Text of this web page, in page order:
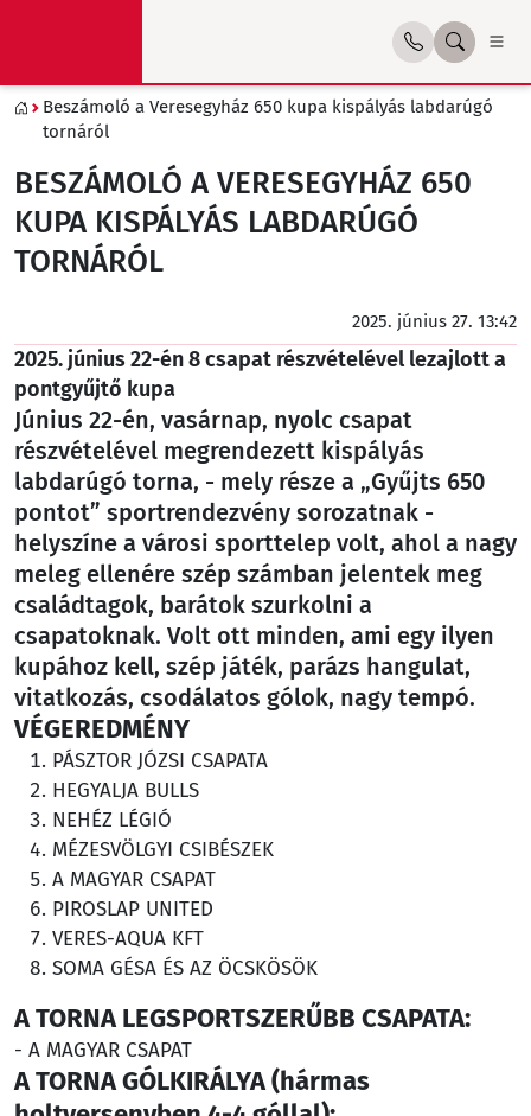
Beszámoló a Veresegyház 650 kupa kispályás labdarúgó
tornáról
BESZÁMOLÓ A VERESEGYHÁZ 650
KUPA KISPÁLYÁS LABDARÚGÓ
TORNÁRÓL
2025. június 27. 13:42
2025. június 22-én 8 csapat részvételével lezajlott a
pontgyűjtő kupa
Június 22-én, vasárnap, nyolc csapat
részvételével megrendezett kispályás
labdarúgó torna, - mely része a „Gyűjts 650
pontot” sportrendezvény sorozatnak -
helyszíne a városi sporttelep volt, ahol a nagy
meleg ellenére szép számban jelentek meg
családtagok, barátok szurkolni a
csapatoknak. Volt ott minden, ami egy ilyen
kupához kell, szép játék, parázs hangulat,
vitatkozás, csodálatos gólok, nagy tempó.
VÉGEREDMÉNY
PÁSZTOR JÓZSI CSAPATA
HEGYALJA BULLS
NEHÉZ LÉGIÓ
MÉZESVÖLGYI CSIBÉSZEK
A MAGYAR CSAPAT
PIROSLAP UNITED
VERES-AQUA KFT
SOMA GÉSA ÉS AZ ÖCSKÖSÖK
A TORNA LEGSPORTSZERŰBB CSAPATA:
- A MAGYAR CSAPAT
A TORNA GÓLKIRÁLYA (hármas